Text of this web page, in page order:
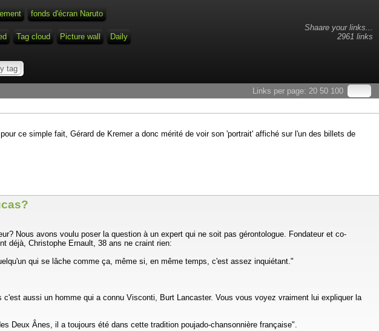
fonds d'écran Naruto
Shaare your links...
2961 links
Tag cloud Picture wall Daily
Links per page: 20 50 100
ce simple fait, Gérard de Kremer a donc mérité de voir son 'portrait' affiché sur l'un des billets de
Nous avons voulu poser la question à un expert qui ne soit pas gérontologue. Fondateur et co-
déjà, Christophe Ernault, 38 ans ne craint rien:
qui se lâche comme ça, même si, en même temps, c'est assez inquiétant."
aussi un homme qui a connu Visconti, Burt Lancaster. Vous vous voyez vraiment lui expliquer la
Deux Ânes, il a toujours été dans cette tradition poujado-chansonnière française".